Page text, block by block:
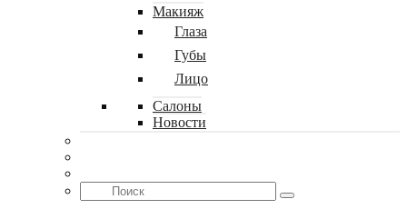
Макияж
Глаза
Губы
Лицо
Салоны
Новости